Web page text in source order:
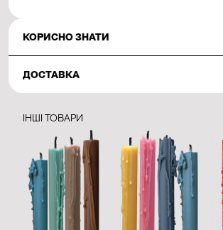
КОРИСНО ЗНАТИ
ДОСТАВКА
ІНШІ ТОВАРИ